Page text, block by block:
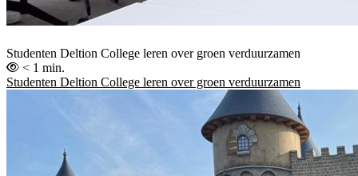
Studenten Deltion College leren over groen verduurzamen
< 1 min.
Studenten Deltion College leren over groen verduurzamen